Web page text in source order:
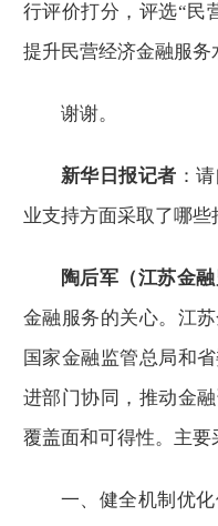
行评价打分，评选“民
提升民营经济金融服务
谢谢。
新华日报记者 ：
业支持方面采取了哪
陶后军（江苏金
金融服务的关心。江
国家金融监管总局和
进部门协同，推动金
覆盖面和可得性。主
一、健全机制优